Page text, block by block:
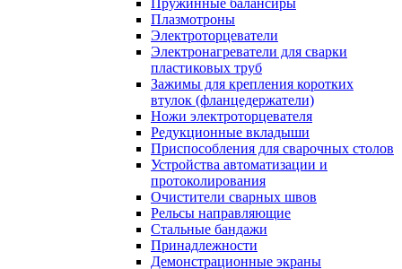
Пружинные балансиры
Плазмотроны
Электроторцеватели
Электронагреватели для сварки
пластиковых труб
Зажимы для крепления коротких
втулок (фланцедержатели)
Ножи электроторцевателя
Редукционные вкладыши
Приспособления для сварочных столов
Устройства автоматизации и
протоколирования
Очистители сварных швов
Рельсы направляющие
Стальные бандажи
Принадлежности
Демонстрационные экраны